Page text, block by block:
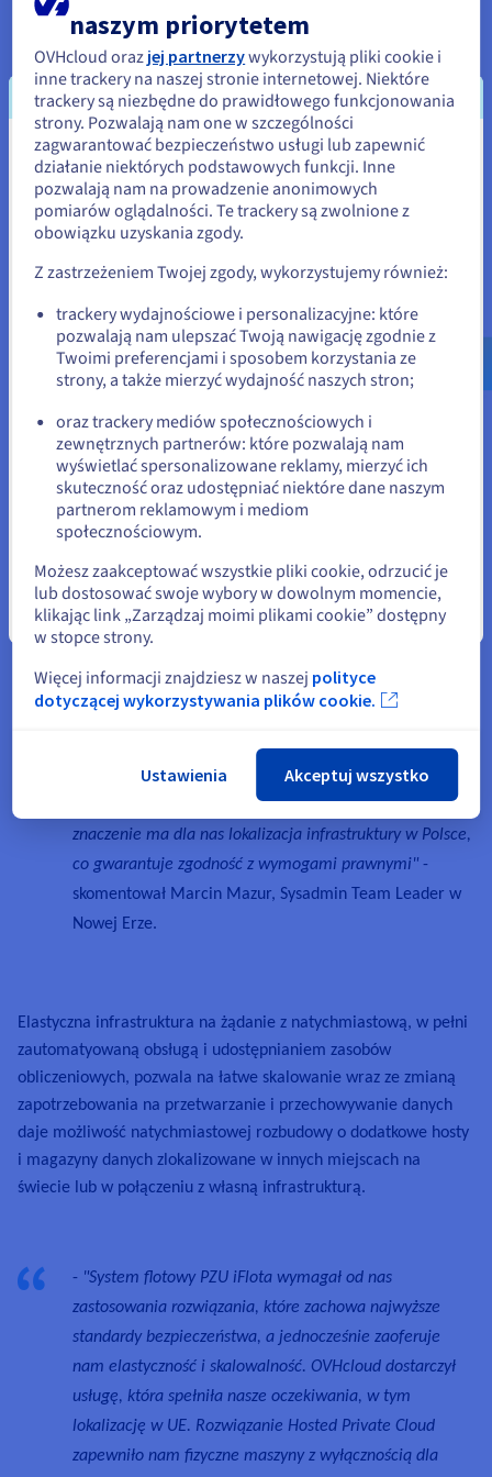
zapewniające najkorzystniejszy stosunek ceny na każdy
Dostęp do sieci prywatnej i publicznej o większej
przepustowości - do 25 Gb/s w celu zwiększenia
wydajności aplikacji;
Pełna gama oprogramowania VMware: vCenter, vSphere
w wersji 6.7 (licencja Enterprise Plus), vSAN i NSX. Hosted
Private Cloud Premier integruje również moduł
VMware's vRealize Operations bez dodatkowych kosztów,
aby ułatwić dostęp do monitorowania infrastruktury i
vNKP, takie jak wirtualne układy TPM (vTPM), które
umożliwiają szyfrowanie maszyn wirtualnych.
Dzięki ponad 10-letniemu doświadczeniu w obszarze rozwiązań
hostowanych chmur prywatnych, Hosted Private Cloud by
VMware oferuje klientom OVHcloud solidne, skalowalne i
wysoce zautomatyzowane infrastruktury, które odpowiadają
profesjonalnym wymaganiom obsługi środowisk krytycznych i
intensywnych obciążeń roboczych. Spełnia również szeroki
zakres certyfikatów, m.in., adresujących wymagania sektora
finansowego w zakresie wsparcia standardów PCI Security
"Wybraliśmy OVHcloud ze względu na bezpieczeństwo,
zgodność chmury prywatnej z certyfikacją, a także
wysoką wydajność i niezawodność operacyjną. Kluczowe
znaczenie ma dla nas lokalizacja infrastruktury w Polsce,
co gwarantuje zgodność z wymogami prawnymi" -
skomentował Marcin Mazur, Sysadmin Team Leader w
Nowej Erze.
Elastyczna infrastruktura na żądanie z natychmiastową, w pełni
zautomatyowaną obsługą i udostępnianiem zasobów
obliczeniowych, pozwala na łatwe skalowanie wraz ze zmianą
zapotrzebowania na przetwarzanie i przechowywanie danych
daje możliwość natychmiastowej rozbudowy o dodatkowe hosty
i magazyny danych zlokalizowane w innych miejscach na
świecie lub w połączeniu z własną infrastrukturą.
- "System flotowy PZU iFlota wymagał od nas
zastosowania rozwiązania, które zachowa najwyższe
standardy bezpieczeństwa, a jednocześnie zaoferuje
nam elastyczność i skalowalność. OVHcloud dostarczył
usługę, która spełniła nasze oczekiwania, w tym
lokalizację w UE. Rozwiązanie Hosted Private Cloud
zapewniło nam fizyczne maszyny z wyłącznością dla
Wydaje się, że znajdujesz się w
Stany Zjednoczone
Jeśli chcesz złożyć zamówienie w Stany Zjednoczone, wyszukaj
Go to Stany Zjednoczone website
us.ovhcloud.com/
Angielski USD - $
lub
Pozostań na bieżącej stronie
Wybierz inną stronę
Zamknij
naszym priorytetem
OVHcloud oraz jej partnerzywykorzystują pliki cookie i
inne trackery na naszej stronie internetowej. Niektóre
trackery są niezbędne do prawidłowego funkcjonowania
strony. Pozwalają nam one w szczególności
zagwarantować bezpieczeństwo usługi lub zapewnić
działanie niektórych podstawowych funkcji. Inne
pozwalają nam na prowadzenie anonimowych
pomiarów oglądalności. Te trackery są zwolnione z
obowiązku uzyskania zgody.
Z zastrzeżeniem Twojej zgody, wykorzystujemy również:
trackery wydajnościowe i personalizacyjne: które
pozwalają nam ulepszać Twoją nawigację zgodnie z
Twoimi preferencjami i sposobem korzystania ze
strony, a także mierzyć wydajność naszych stron;
oraz trackery mediów społecznościowych i
zewnętrznych partnerów: które pozwalają nam
wyświetlać spersonalizowane reklamy, mierzyć ich
skuteczność oraz udostępniać niektóre dane naszym
partnerom reklamowym i mediom
społecznościowym.
Możesz zaakceptować wszystkie pliki cookie, odrzucić je
lub dostosować swoje wybory w dowolnym momencie,
klikając link „Zarządzaj moimi plikami cookie” dostępny
w stopce strony.
Więcej informacji znajdziesz w naszej polityce
dotyczącej wykorzystywania plików cookie.
Ustawienia Akceptuj wszystko